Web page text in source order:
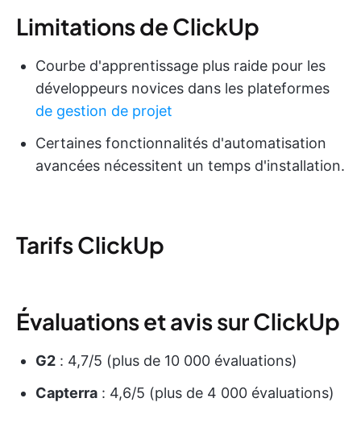
Limitations de ClickUp
Courbe d'apprentissage plus raide pour les
développeurs novices dans les plateformes
de gestion de projet
Certaines fonctionnalités d'automatisation
avancées nécessitent un temps d'installation.
Tarifs ClickUp
Évaluations et avis sur ClickUp
G2 : 4,7/5 (plus de 10 000 évaluations)
Capterra : 4,6/5 (plus de 4 000 évaluations)